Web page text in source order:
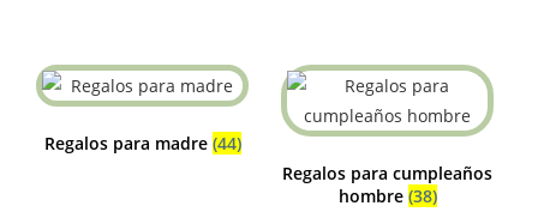
Regalos para madre (44)
Regalos para cumpleaños
hombre (38)